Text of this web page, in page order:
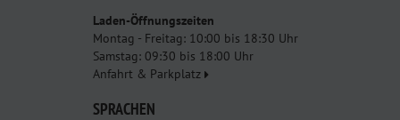
Laden-Öffnungszeiten
Montag - Freitag: 10:00 bis 18:30 Uhr
Samstag: 09:30 bis 18:00 Uhr
Anfahrt & Parkplatz
SPRACHEN